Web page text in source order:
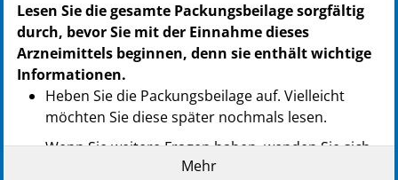
Lesen Sie die gesamte Packungsbeilage sorgfältig
durch, bevor Sie mit der Einnahme dieses
Arzneimittels beginnen, denn sie enthält wichtige
Informationen.
Heben Sie die Packungsbeilage auf. Vielleicht
möchten Sie diese später nochmals lesen.
Wenn Sie weitere Fragen haben, wenden Sie sich
an Ihren Arzt oder Apotheker.
Mehr